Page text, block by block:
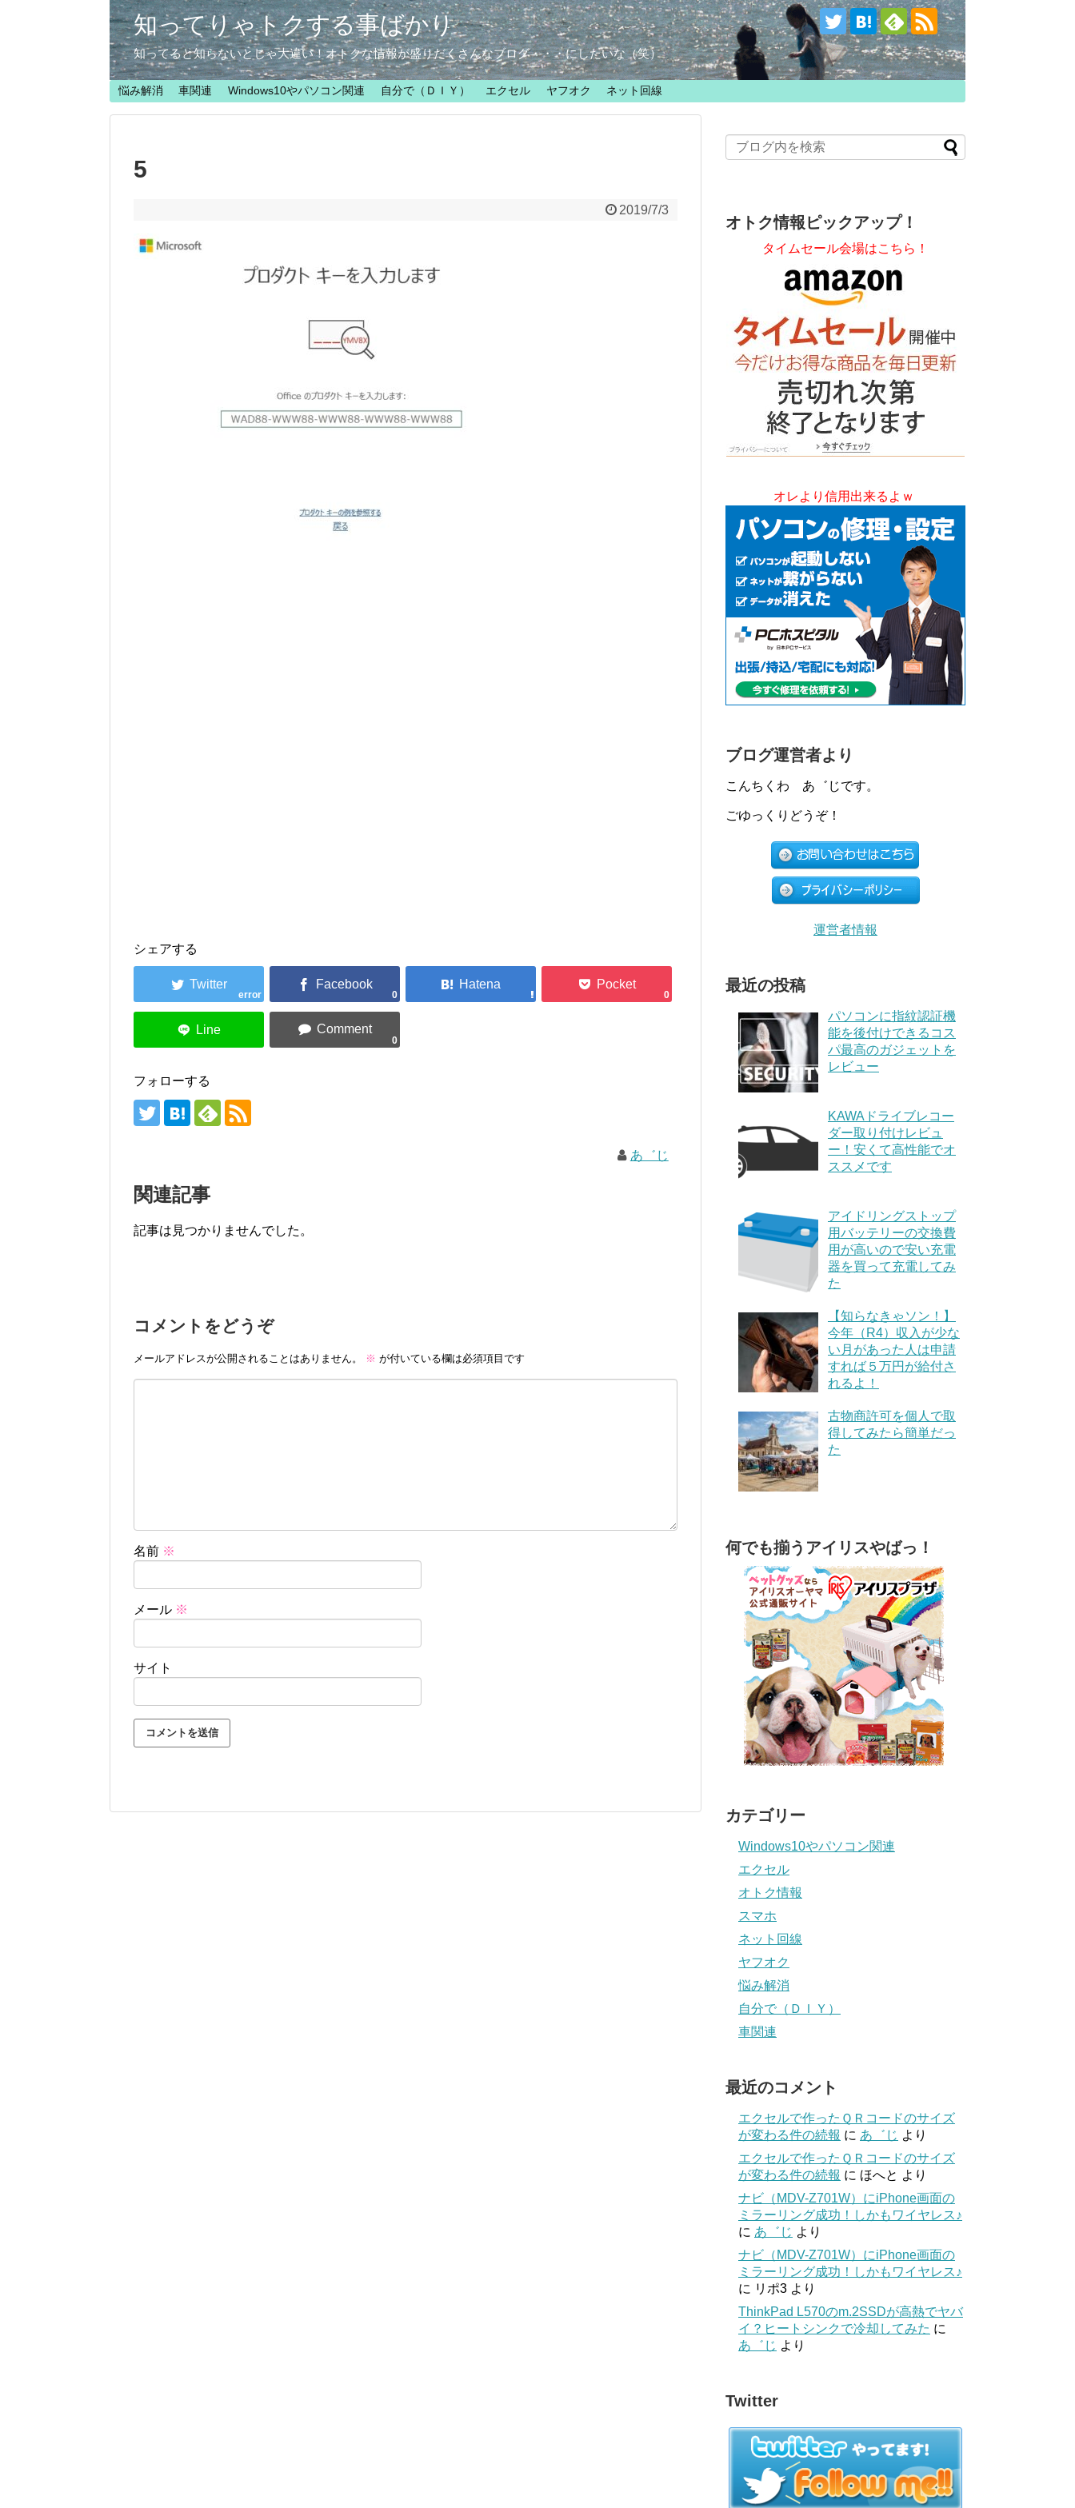
知ってりゃトクする事ばかり
知ってると知らないとじゃ大違い！オトクな情報が盛りだくさんなブログ・・・にしたいな（笑）
悩み解消 車関連 Windows10やパソコン関連 自分で（ＤＩＹ） エクセル ヤフオク ネット回線
5
2019/7/3
シェアする
error 0 0
0
フォローする
あ゛じ
関連記事
記事は見つかりませんでした。
コメントをどうぞ
メールアドレスが公開されることはありません。 ※ が付いている欄は必須項目です
名前 ※
メール ※
サイト
オトク情報ピックアップ！
タイムセール会場はこちら！
オレより信用出来るよｗ
ブログ運営者より
こんちくわ あ゛じです。
ごゆっくりどうぞ！
運営者情報
最近の投稿
パソコンに指紋認証機
能を後付けできるコス
パ最高のガジェットを
レビュー
KAWAドライブレコー
ダー取り付けレビュ
ー！安くて高性能でオ
ススメです
アイドリングストップ
用バッテリーの交換費
用が高いので安い充電
器を買って充電してみ
た
【知らなきゃソン！】
今年（R4）収入が少な
い月があった人は申請
すれば５万円が給付さ
れるよ！
古物商許可を個人で取
得してみたら簡単だっ
た
何でも揃うアイリスやばっ！
カテゴリー
Windows10やパソコン関連
エクセル
オトク情報
スマホ
ネット回線
ヤフオク
悩み解消
自分で（ＤＩＹ）
車関連
最近のコメント
エクセルで作ったＱＲコードのサイズ
が変わる件の続報 に あ゛じ より
エクセルで作ったＱＲコードのサイズ
が変わる件の続報 に ほへと より
ナビ（MDV-Z701W）にiPhone画面の
ミラーリング成功！しかもワイヤレス♪
に あ゛じ より
ナビ（MDV-Z701W）にiPhone画面の
ミラーリング成功！しかもワイヤレス♪
に リポ3 より
ThinkPad L570のm.2SSDが高熱でヤバ
イ？ヒートシンクで冷却してみた に
あ゛じ より
Twitter